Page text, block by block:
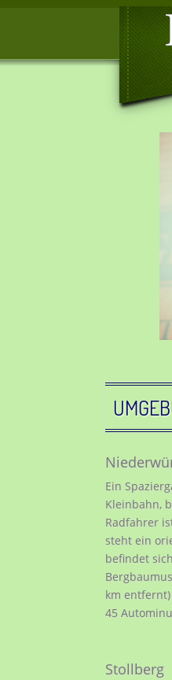
Ein
Kleinbahn,
Radfahrer
steht ein
befindet
km entfernt)
45
Stollberg